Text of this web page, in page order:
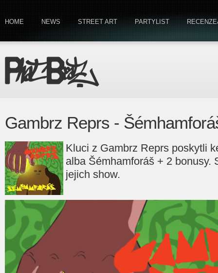
HOME NEWS STREET ART PARTYLIST
Gambrz Reprs -
Kluci z Gambrz Reprs poskytli
alba Šémhamforáš + 2 bonusy.
jejich show.